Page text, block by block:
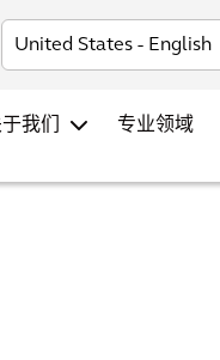
投资者
我们 专业领域